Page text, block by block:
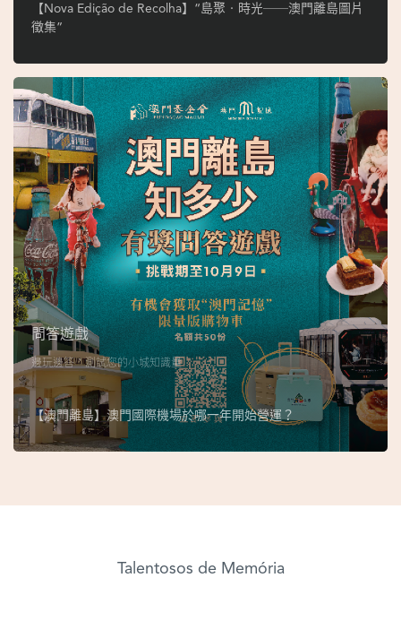
o
吳
榮
恪
【Nova Edição de Recolha】“島聚‧時光──澳門離島圖片
徵集”
問答遊戲
邊玩邊答，測試您的小城知識量
【澳門離島】澳門國際機場於哪一年開始營運？
Talentosos de Memória